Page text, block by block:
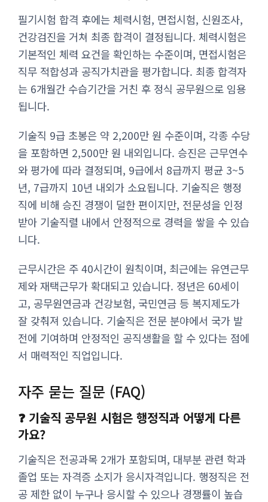
필기시험 합격 후에는 체력시험, 면접시험, 신원조사,
건강검진을 거쳐 최종 합격이 결정됩니다. 체력시험은
기본적인 체력 요건을 확인하는 수준이며, 면접시험은
직무 적합성과 공직가치관을 평가합니다. 최종 합격자
는 6개월간 수습기간을 거친 후 정식 공무원으로 임용
됩니다.
기술직 9급 초봉은 약 2,200만 원 수준이며, 각종 수당
을 포함하면 2,500만 원 내외입니다. 승진은 근무연수
와 평가에 따라 결정되며, 9급에서 8급까지 평균 3~5
년, 7급까지 10년 내외가 소요됩니다. 기술직은 행정
직에 비해 승진 경쟁이 덜한 편이지만, 전문성을 인정
받아 기술직렬 내에서 안정적으로 경력을 쌓을 수 있습
니다.
근무시간은 주 40시간이 원칙이며, 최근에는 유연근무
제와 재택근무가 확대되고 있습니다. 정년은 60세이
고, 공무원연금과 건강보험, 국민연금 등 복지제도가
잘 갖춰져 있습니다. 기술직은 전문 분야에서 국가 발
전에 기여하며 안정적인 공직생활을 할 수 있다는 점에
서 매력적인 직업입니다.
자주 묻는 질문 (FAQ)
❓ 기술직 공무원 시험은 행정직과 어떻게 다른
가요?
기술직은 전공과목 2개가 포함되며, 대부분 관련 학과
졸업 또는 자격증 소지가 응시자격입니다. 행정직은 전
공 제한 없이 누구나 응시할 수 있으나 경쟁률이 높습